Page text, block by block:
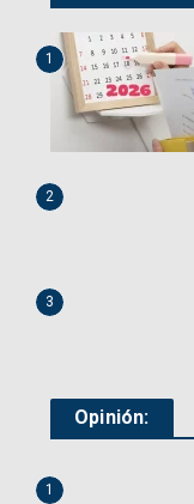
1
2
3
Opinión:
1